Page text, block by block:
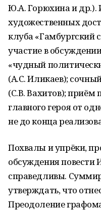
Ю.А. Горюхина и др.).
художественных
клуба «Гамбургский
участие в
«чудный
(А.С. Иликаев);
(С.В. Вахитов); приём
главного героя от
не до конца
Похвалы и упрёки,
обсуждения повести
справедливы.
утверждать, что
Преодоление